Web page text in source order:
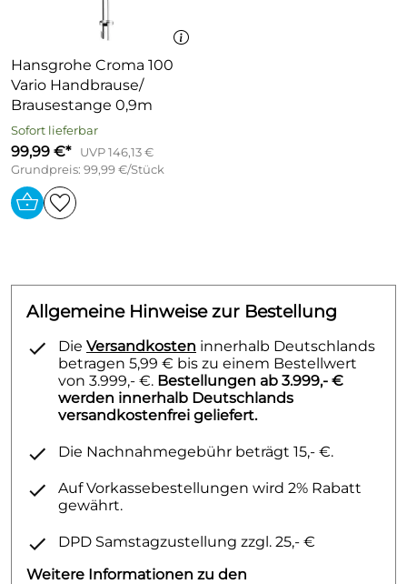
Hansgrohe Croma 100
Vario Handbrause/
Brausestange 0,9m
Sofort lieferbar
99,99 €*
UVP 146,13 €
Grundpreis: 99,99 €/Stück
Allgemeine Hinweise zur Bestellung
Die Versandkosten innerhalb Deutschlands
betragen 5,99 € bis zu einem Bestellwert
von 3.999,- €. Bestellungen ab 3.999,- €
werden innerhalb Deutschlands
versandkostenfrei geliefert.
Die Nachnahmegebühr beträgt 15,- €.
Auf Vorkassebestellungen wird 2% Rabatt
gewährt.
DPD Samstagzustellung zzgl. 25,- €
Weitere Informationen zu den